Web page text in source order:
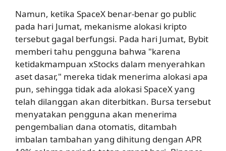
Namun, ketika SpaceX benar-benar go public
pada hari Jumat, mekanisme alokasi kripto
tersebut gagal berfungsi. Pada hari Jumat, Bybit
memberi tahu pengguna bahwa "karena
ketidakmampuan xStocks dalam menyerahkan
aset dasar," mereka tidak menerima alokasi apa
pun, sehingga tidak ada alokasi SpaceX yang
telah dilanggan akan diterbitkan. Bursa tersebut
menyatakan pengguna akan menerima
pengembalian dana otomatis, ditambah
imbalan tambahan yang dihitung dengan APR